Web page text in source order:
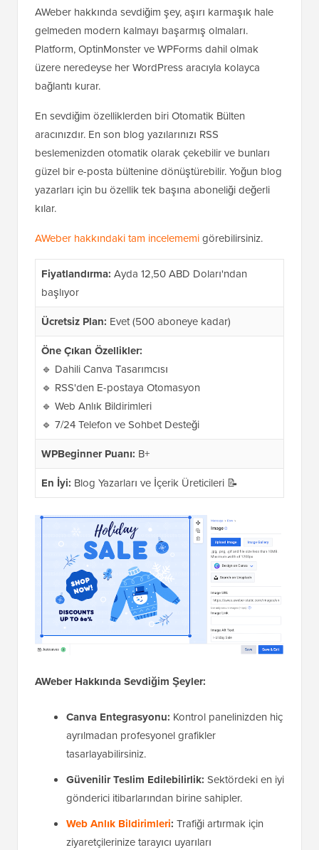
AWeber hakkında sevdiğim şey, aşırı karmaşık hale
gelmeden modern kalmayı başarmış olmaları.
Platform, OptinMonster ve WPForms dahil olmak
üzere neredeyse her WordPress aracıyla kolayca
bağlantı kurar.
En sevdiğim özelliklerden biri Otomatik Bülten
aracınızdır. En son blog yazılarınızı RSS
beslemenizden otomatik olarak çekebilir ve bunları
güzel bir e-posta bültenine dönüştürebilir. Yoğun blog
yazarları için bu özellik tek başına aboneliği değerli
kılar.
AWeber hakkındaki tam incelememigörebilirsiniz.
Fiyatlandırma: Ayda 12,50 ABD Doları'ndan
başlıyor
Ücretsiz Plan: Evet (500 aboneye kadar)
Öne Çıkan Özellikler:
🔹 Dahili Canva Tasarımcısı
🔹 RSS'den E-postaya Otomasyon
🔹 Web Anlık Bildirimleri
🔹 7/24 Telefon ve Sohbet Desteği
WPBeginner Puanı: B+
En İyi: Blog Yazarları ve İçerik Üreticileri 📝
AWeber Hakkında Sevdiğim Şeyler:
Canva Entegrasyonu: Kontrol panelinizden hiç
ayrılmadan profesyonel grafikler
tasarlayabilirsiniz.
Güvenilir Teslim Edilebilirlik: Sektördeki en iyi
gönderici itibarlarından birine sahipler.
Web Anlık Bildirimleri: Trafiği artırmak için
ziyaretçilerinize tarayıcı uyarıları